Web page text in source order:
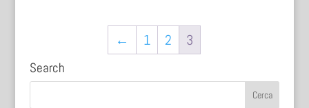
← 1 2 3
Search